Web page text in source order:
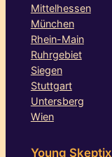
Mittelhessen
München
Rhein-Main
Ruhrgebiet
Siegen
Stuttgart
Untersberg
Wien
Young Skeptix